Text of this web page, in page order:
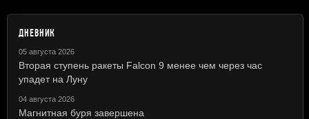
ДНЕВНИК
05 августа 2026
Вторая ступень ракеты Falcon 9 менее чем через час
упадет на Луну
04 августа 2026
Магнитная буря завершена